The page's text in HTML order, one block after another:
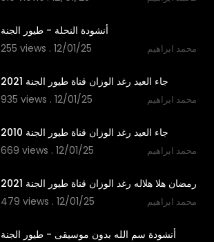
أنشودة النحلة - طيور الجنة
255 views . 12/01/25
محمد ابراهيم
جاء العيد رغد الوزان قناة طيور الجنة 2021
935 views . 12/01/25
محمد ابراهيم
جاء العيد رغد الوزان قناة طيور الجنة 2010
669 views . 12/01/25
محمد ابراهيم
رمضان هلا هلاله رغد الوزان قناة طيور الجنة 2021
479 views . 12/01/25
محمد ابراهيم
أنشودة سم الله بدون موسيقى - طيور الجنة